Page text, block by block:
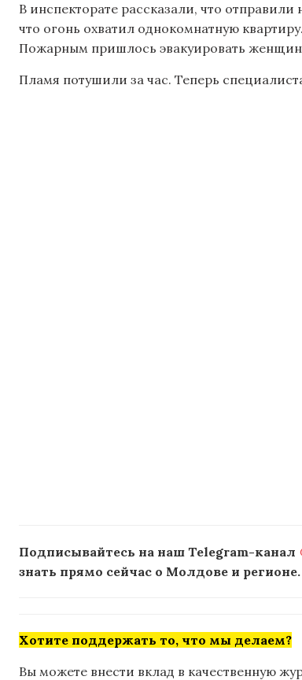
В инспекторате рассказали, что
что огонь охватил однокомнатную
Пожарным пришлось эвакуировать
Пламя потушили за час. Теперь
Подписывайтесь на наш Telegram-канал
знать прямо сейчас о Молдове и регионе.
Хотите поддержать то, что мы делаем?
Вы можете внести вклад в качественную